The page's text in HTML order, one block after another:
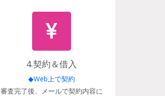
4.契約＆借入
◆Web上で契約
審査完了後、メールで契約内容に